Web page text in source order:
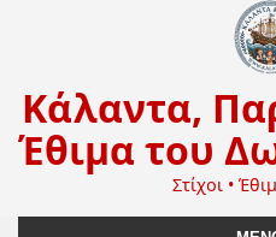
Κάλαντα,
Έθιμα του
Στίχοι •